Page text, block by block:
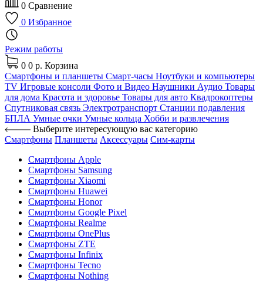
0 Сравнение
0 Избранное
Режим работы
0 0 р. Корзина
Смартфоны и планшеты Смарт-часы Ноутбуки и компьютеры
TV Игровые консоли Фото и Видео Наушники Аудио Товары
для дома Красота и здоровье Товары для авто Квадрокоптеры
Спутниковая связь Электротранспорт Станции подавления
БПЛА Умные очки Умные кольца Хобби и развлечения
Выберите интересующую вас категорию
Смартфоны Планшеты Аксессуары Сим-карты
Смартфоны Apple
Смартфоны Samsung
Смартфоны Xiaomi
Смартфоны Huawei
Смартфоны Honor
Смартфоны Google Pixel
Смартфоны Realme
Смартфоны OnePlus
Смартфоны ZTE
Смартфоны Infinix
Смартфоны Tecno
Смартфоны Nothing